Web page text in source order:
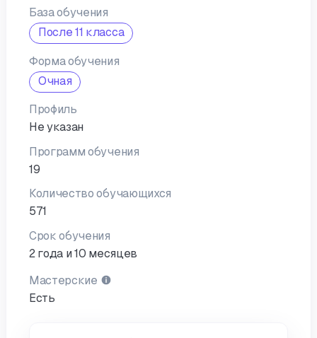
База обучения
После 11 класса
Форма обучения
Очная
Профиль
Не указан
Программ обучения
19
Количество обучающихся
571
Срок обучения
2 года и 10 месяцев
Мастерские
Есть